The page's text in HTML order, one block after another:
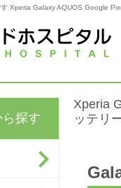
Xperia Galaxy AQUOS Google
探す
Xperia
ッテリ